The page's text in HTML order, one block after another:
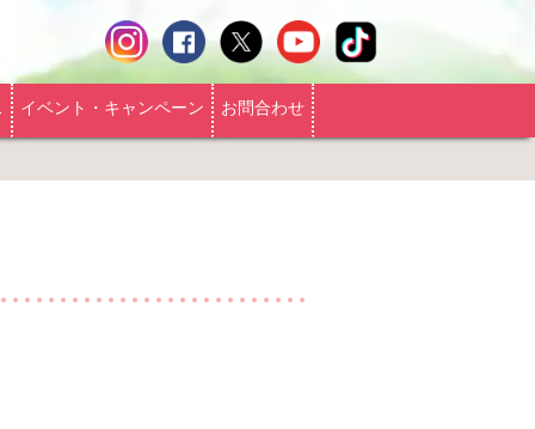
イベント・キャンペーン お問合わせ